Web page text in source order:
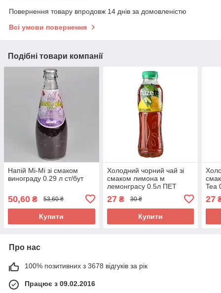
Повернення товару впродовж 14 днів за домовленістю
Всі умови повернення
Подібні товари компанії
Напій Mi-Mi зі смаком
винограду 0.29 л ст/бут
50,60 ₴ 53,60 ₴
Купити
Холодний чорний чай зі
смаком лимона м
лемонграсу 0.5л ПЕТ
27₴ 30 ₴
Купити
Tea
27
Про нас
100% позитивних з 3678 відгуків за рік
Працює з 09.02.2016